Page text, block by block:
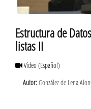
Estructura de
listas II
Vídeo(Español)
Autor:González de Lena